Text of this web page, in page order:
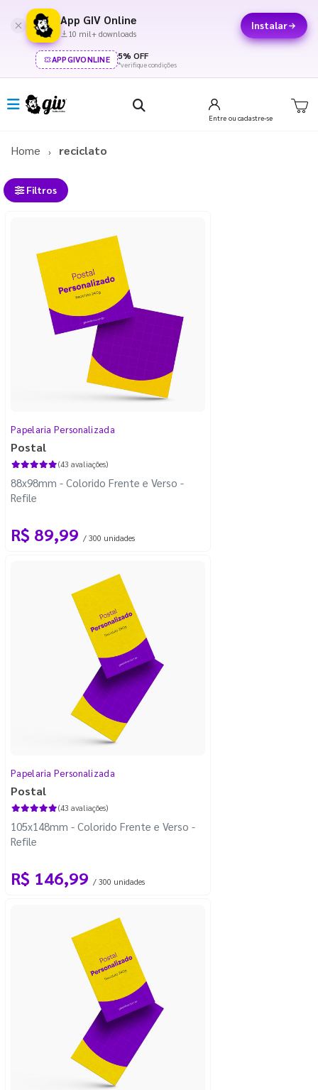
App GIV Online
10 mil+ downloads
Instalar
APPGIVONLINE 5% OFF
*verifique condições
Entre ou cadastre-se
Home reciclato
Filtros
Papelaria Personalizada
Postal
(43 avaliações)
88x98mm - Colorido Frente e Verso -
Refile
R$ 89,99 / 300 unidades
Papelaria Personalizada
Postal
(43 avaliações)
105x148mm - Colorido Frente e Verso -
Refile
R$ 146,99 / 300 unidades